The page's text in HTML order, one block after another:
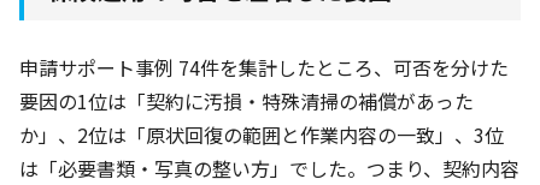
申請サポート事例 74件を集計したところ、可否を分けた
要因の1位は「契約に汚損・特殊清掃の補償があった
か」、2位は「原状回復の範囲と作業内容の一致」、3位
は「必要書類・写真の整い方」でした。つまり、契約内容